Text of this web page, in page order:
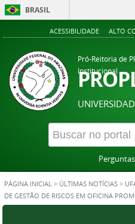
BRASIL
ACESSIBILIDADE ALTO
Pró-Reitoria de
Institucional
PÁGINA INICIAL > ÚLTIMAS NOTÍCIAS >
DE GESTÃO DE RISCOS EM OFICINA